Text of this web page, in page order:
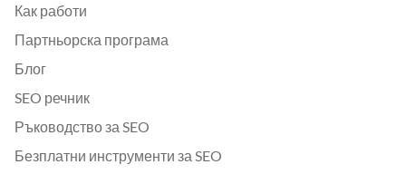
Как работи
Партньорска програма
Блог
SEO речник
Ръководство за SEO
Безплатни инструменти за SEO